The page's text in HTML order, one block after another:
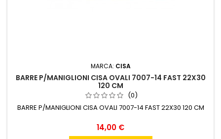
MARCA: CISA
BARRE P/MANIGLIONI CISA OVALI 7007-14 FAST 22X30
120 CM
(0)
BARRE P/MANIGLIONI CISA OVALI 7007-14 FAST 22X30 120 CM
Prezzo
14,00 €